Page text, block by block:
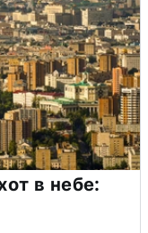
в небе: